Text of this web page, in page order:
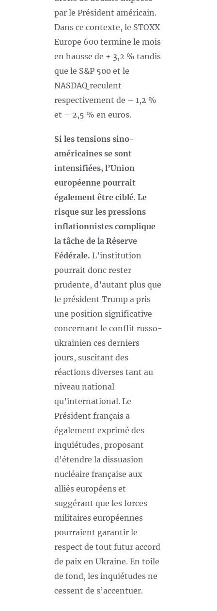
par le Président américain.
Dans ce contexte, le STOXX
Europe 600 termine le mois
en hausse de + 3,2 % tandis
que le S&P 500 et le
NASDAQ reculent
respectivement de – 1,2 %
et – 2,5 % en euros.
Si les tensions sino-
américaines se sont
intensifiées, l’Union
européenne pourrait
également être ciblé. Le
risque sur les pressions
inflationnistes complique
la tâche de la Réserve
Fédérale. L’institution
pourrait donc rester
prudente, d’autant plus que
le président Trump a pris
une position significative
concernant le conflit russo-
ukrainien ces derniers
jours, suscitant des
réactions diverses tant au
niveau national
qu’international. Le
Président français a
également exprimé des
inquiétudes, proposant
d’étendre la dissuasion
nucléaire française aux
alliés européens et
suggérant que les forces
militaires européennes
pourraient garantir le
respect de tout futur accord
de paix en Ukraine. En toile
de fond, les inquiétudes ne
cessent de s’accentuer.